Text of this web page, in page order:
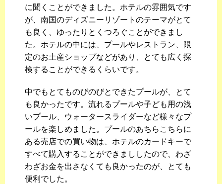
に聞くことができました。ホテルの雰囲気です
が、南国のディズニーリゾートのテーマがとて
も良く、ゆったりとくつろぐことができまし
た。ホテルの中には、プールやレストラン、限
定のお土産ショップなどがあり、とても広く探
検することができるくらいです。
中でもとてものびのびとできたプールが、とて
も良かったです。流れるプールや子ども用の浅
いプール、ウォータースライダーなど様々なプ
ールを楽しめました。プールのあちらこちらに
ある売店での買い物は、ホテルのカードキーで
すべて購入することができまししたので、わざ
わざお金を出さなくても良かったのが、とても
便利でした。